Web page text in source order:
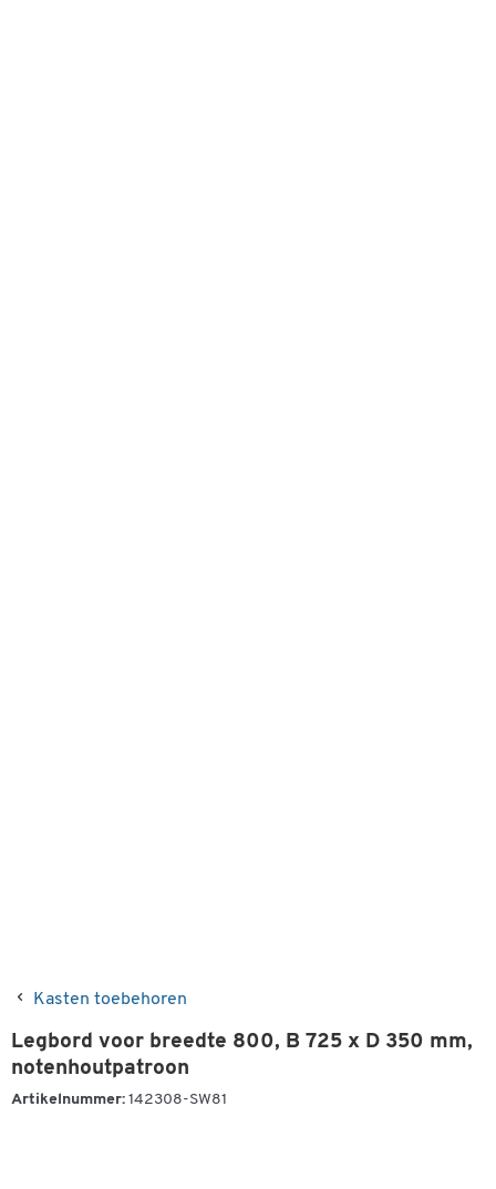
Kasten toebehoren
Legbord voor breedte 800, B 725 x D 350 mm,
notenhoutpatroon
Artikelnummer: 142308-SW81